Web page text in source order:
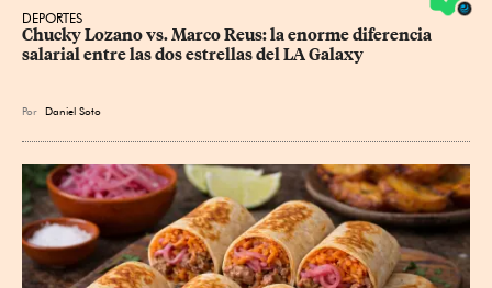
DEPORTES
Chucky Lozano vs. Marco Reus: la enorme diferencia
salarial entre las dos estrellas del LA Galaxy
Por Daniel Soto